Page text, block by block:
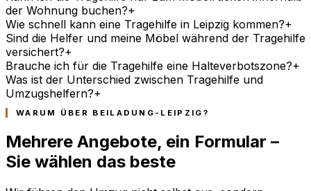
der Wohnung buchen?+
Wie schnell kann eine Tragehilfe in Leipzig kommen?+
Sind die Helfer und meine Möbel während der Tragehilfe
versichert?+
Brauche ich für die Tragehilfe eine Halteverbotszone?+
Was ist der Unterschied zwischen Tragehilfe und
Umzugshelfern?+
WARUM ÜBER BEILADUNG-LEIPZIG?
Mehrere Angebote, ein Formular –
Sie wählen das beste